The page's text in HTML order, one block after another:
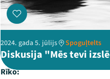
2024. gada 5. jūlijs Spoguļtelts
Diskusija "Mēs tevi
Rīko: